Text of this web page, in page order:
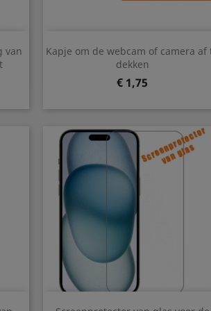
van
Kapje om de webcam of camera af
dekken
Prijs
€ 1,75
 Snel bekijken
Snel bekijken